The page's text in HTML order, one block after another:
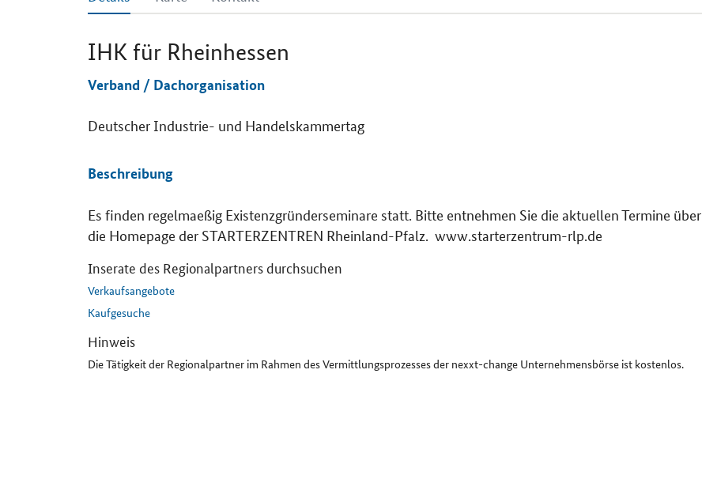
IHK für Rheinhessen
Verband / Dachorganisation
Deutscher Industrie- und Handelskammertag
Beschreibung
Es finden regelmaeßig Existenzgründerseminare statt. Bitte entnehmen Sie die aktuellen Termine über
die Homepage der STARTERZENTREN Rheinland-Pfalz. www.starterzentrum-rlp.de
Inserate des Regionalpartners durchsuchen
Verkaufsangebote
Kaufgesuche
Hinweis
Die Tätigkeit der Regionalpartner im Rahmen des Vermittlungsprozesses der nexxt-change Unternehmensbörse ist kostenlos.